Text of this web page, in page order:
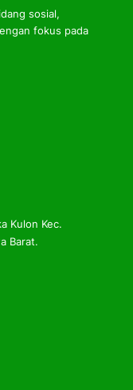
sosial,
fokus pada
Kulon Kec.
Barat.